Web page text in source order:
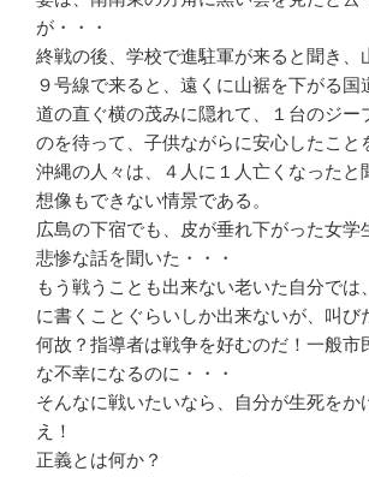
が・・・
終戦の後、学校で進駐軍が来ると聞き、
９号線で来ると、遠くに山裾を下がる国
道の直ぐ横の茂みに隠れて、１台のジー
のを待って、子供ながらに安心したこと
沖縄の人々は、４人に１人亡くなったと
想像もできない情景である。
広島の下宿でも、皮が垂れ下がった女学
悲惨な話を聞いた・・・
もう戦うことも出来ない老いた自分では
に書くことぐらいしか出来ないが、叫び
何故？指導者は戦争を好むのだ！一般市
な不幸になるのに・・・
そんなに戦いたいなら、自分が生死をか
え！
正義とは何か？